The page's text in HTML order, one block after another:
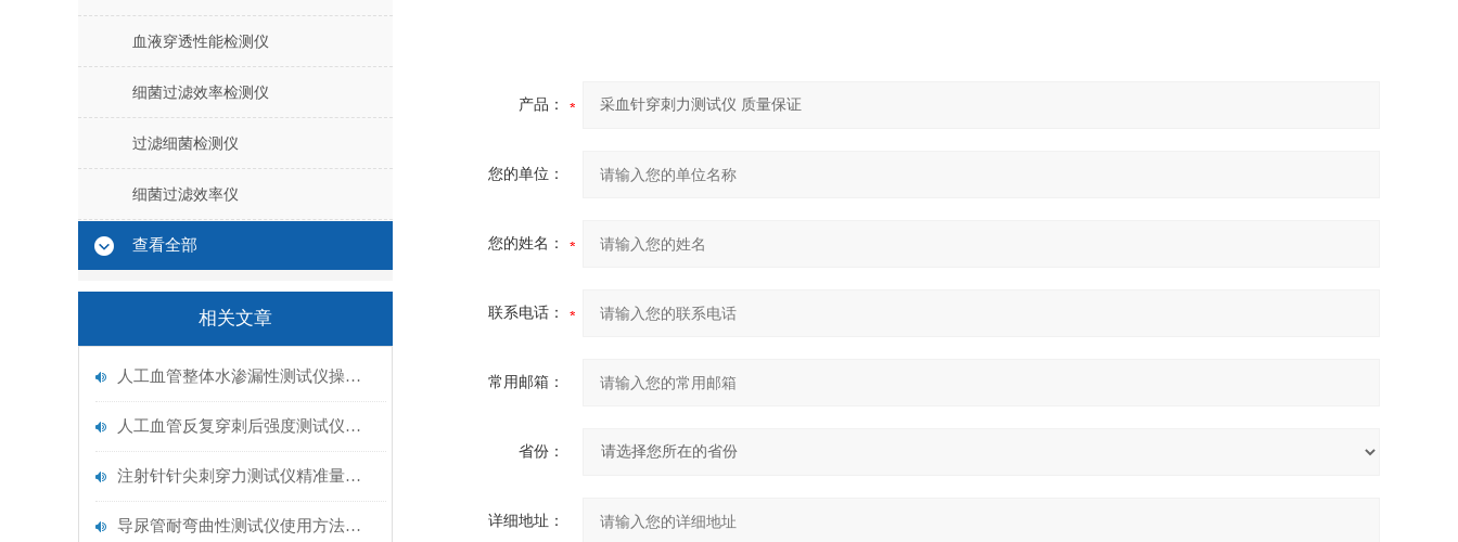
血液穿透性能检测仪
细菌过滤效率检测仪
过滤细菌检测仪
细菌过滤效率仪
查看全部
相关文章
人工血管整体水渗漏性测试仪操作中最容易出错的步骤
人工血管反复穿刺后强度测试仪是什么？透析患者的“生命管“质量靠它把关！
注射针针尖刺穿力测试仪精准量化针尖锋利度，构筑临床安全防线
导尿管耐弯曲性测试仪使用方法与操作规范
产品：
您的单位：
您的姓名：
联系电话：
常用邮箱：
省份：
详细地址：